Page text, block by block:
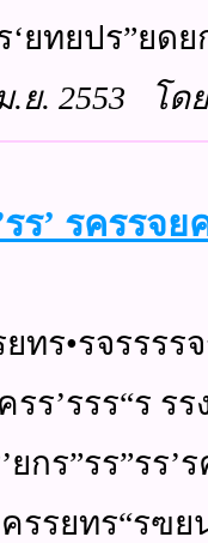
ร‘ยทยปร”ย
.ย. 2553 โดย
ร’ รครรจ
ยทร•รจรรรร
ร’รรร“ร
ยกร”รร”รร
ครรยทร“ร